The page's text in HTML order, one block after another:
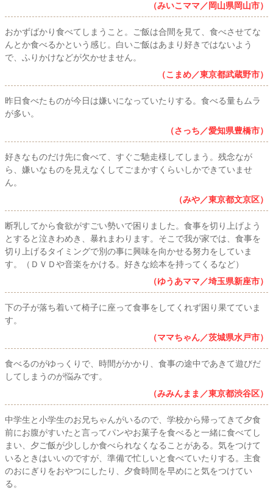
（みいこママ／岡山県岡山市）
おかずばかり食べてしまうこと。ご飯は合間を見て、食べさせてな
んとか食べるかという感じ。白いご飯はあまり好きではないよう
で、ふりかけなどが欠かせません。
（こまめ／東京都武蔵野市）
昨日食べたものが今日は嫌いになっていたりする。食べる量もムラ
が多い。
（さっち／愛知県豊橋市）
好きなものだけ先に食べて、すぐご馳走様してしまう。残念なが
ら、嫌いなものを見えなくしてごまかすくらいしかできていませ
ん。
（みや／東京都文京区）
断乳してから食欲がすごい勢いで困りました。食事を切り上げよう
とすると泣きわめき、暴れまわります。そこで我が家では、食事を
切り上げるタイミングで別の事に興味を向かせる努力をしていま
す。（ＤＶＤや音楽をかける。好きな絵本を持ってくるなど）
（ゆうあママ／埼玉県新座市）
下の子が落ち着いて椅子に座って食事をしてくれず困り果てていま
す。
（ママちゃん／茨城県水戸市）
食べるのがゆっくりで、時間がかかり、食事の途中であきて遊びだ
してしまうのが悩みです。
（みみんまま／東京都渋谷区）
中学生と小学生のお兄ちゃんがいるので、学校から帰ってきて夕食
前にお腹がすいたと言ってパンやお菓子を食べると一緒に食べてし
まい、夕ご飯が少ししか食べられなくなることがある。気をつけて
いるときはいいのですが、準備で忙しいと食べていたりする。主食
のおにぎりをおやつにしたり、夕食時間を早めにと気をつけてい
る。